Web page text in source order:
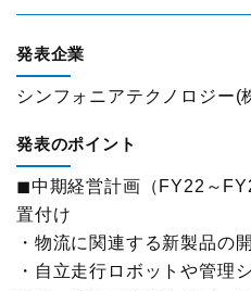
お問い合わせ
改善事例大会・発表会
テーマ別研究会
展示会
国際物流総合展
サステナビリティ
HRM（人的資源管理）
ロジスティクスKPI
グローバル
表彰制度
発表企業
シンフォニアテクノロジー(
発表のポイント
◼中期経営計画（FY22～
置付け
・物流に関連する新製品の
・自立走行ロボットや管理